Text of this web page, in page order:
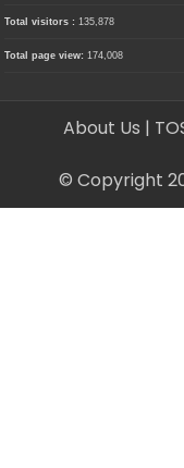
Total visitors :135,878
Total page view:174,008
About Us |
© Copyright